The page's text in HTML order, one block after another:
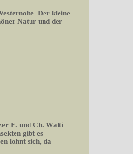
Der kleine
Natur und der
E. und Ch. Wälti
gibt es
lohnt sich, da